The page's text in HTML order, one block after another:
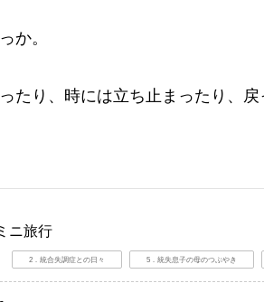
か。
たり、時には立ち止まったり、戻
ニ旅行
2．統合失調症との日々 5．統失息子の母のつぶやき